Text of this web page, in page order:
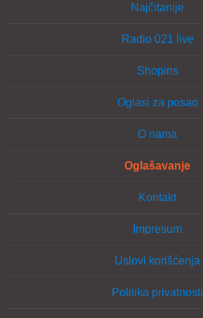
Najčitanije
Radio 021 live
Shopins
Oglasi za posao
O nama
Oglašavanje
Kontakt
Impresum
Uslovi korišćenja
Politika privatnosti